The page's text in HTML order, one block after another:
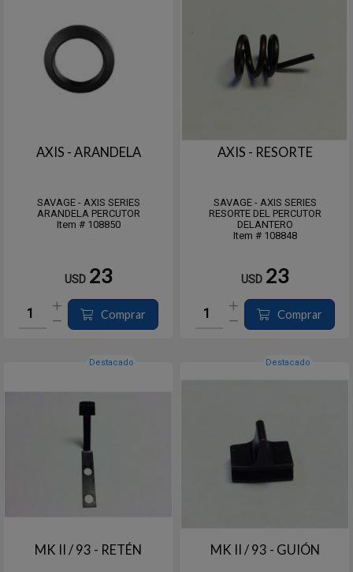
AXIS - ARANDELA
SAVAGE - AXIS SERIES
ARANDELA PERCUTOR
Item # 108850
USD 23
Comprar
AXIS - RESORTE
SAVAGE - AXIS SERIES
RESORTE DEL PERCUTOR
DELANTERO
Item # 108848
USD 23
Comprar
Destacado
MK II / 93 - RETÉN
Destacado
MK II / 93 - GUIÓN